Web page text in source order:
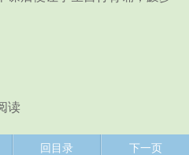
读
回目录 下一页